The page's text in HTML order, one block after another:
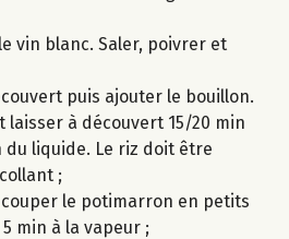
vin blanc. Saler, poivrer et
puis ajouter le bouillon.
laisser à découvert 15/20 min
du liquide. Le riz doit être
;
le potimarron en petits
min à la vapeur ;